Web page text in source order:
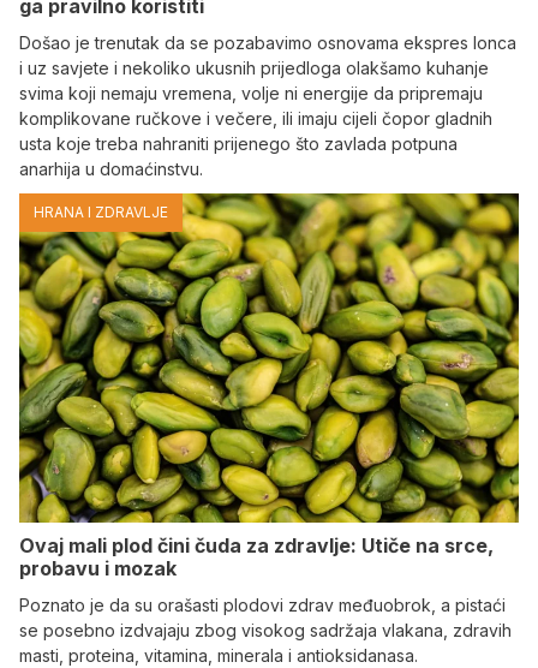
ga pravilno koristiti
Došao je trenutak da se pozabavimo osnovama ekspres lonca
i uz savjete i nekoliko ukusnih prijedloga olakšamo kuhanje
svima koji nemaju vremena, volje ni energije da pripremaju
komplikovane ručkove i večere, ili imaju cijeli čopor gladnih
usta koje treba nahraniti prijenego što zavlada potpuna
anarhija u domaćinstvu.
HRANA I ZDRAVLJE
Ovaj mali plod čini čuda za zdravlje: Utiče na srce,
probavu i mozak
Poznato je da su orašasti plodovi zdrav međuobrok, a pistaći
se posebno izdvajaju zbog visokog sadržaja vlakana, zdravih
masti, proteina, vitamina, minerala i antioksidanasa.